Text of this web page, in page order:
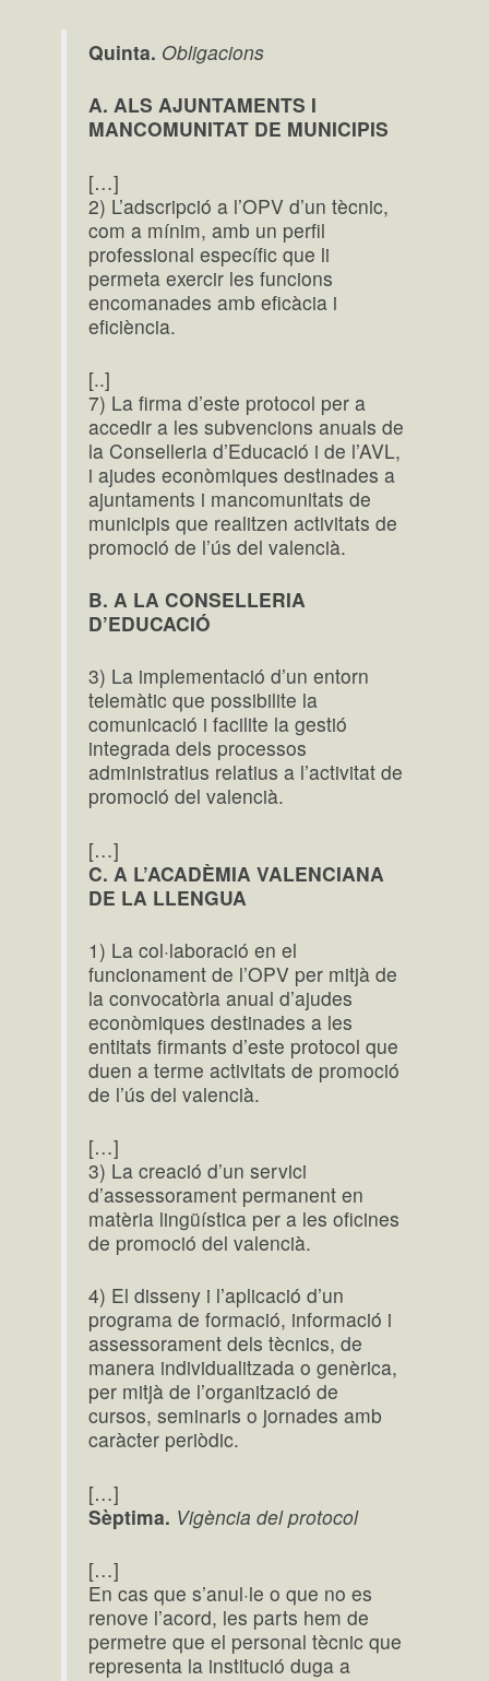
Quinta. Obligacions
A. ALS AJUNTAMENTS I
MANCOMUNITAT DE MUNICIPIS
[…]
2) L’adscripció a l’OPV d’un tècnic,
com a mínim, amb un perfil
professional específic que li
permeta exercir les funcions
encomanades amb eficàcia i
eficiència.
[..]
7) La firma d’este protocol per a
accedir a les subvencions anuals de
la Conselleria d’Educació i de l’AVL,
i ajudes econòmiques destinades a
ajuntaments i mancomunitats de
municipis que realitzen activitats de
promoció de l’ús del valencià.
B. A LA CONSELLERIA
D’EDUCACIÓ
3) La implementació d’un entorn
telemàtic que possibilite la
comunicació i facilite la gestió
integrada dels processos
administratius relatius a l’activitat de
promoció del valencià.
[…]
C. A L’ACADÈMIA VALENCIANA
DE LA LLENGUA
1) La col·laboració en el
funcionament de l’OPV per mitjà de
la convocatòria anual d’ajudes
econòmiques destinades a les
entitats firmants d’este protocol que
duen a terme activitats de promoció
de l’ús del valencià.
[…]
3) La creació d’un servici
d’assessorament permanent en
matèria lingüística per a les oficines
de promoció del valencià.
4) El disseny i l’aplicació d’un
programa de formació, informació i
assessorament dels tècnics, de
manera individualitzada o genèrica,
per mitjà de l’organització de
cursos, seminaris o jornades amb
caràcter periòdic.
[…]
Sèptima. Vigència del protocol
[…]
En cas que s’anul·le o que no es
renove l’acord, les parts hem de
permetre que el personal tècnic que
representa la institució duga a